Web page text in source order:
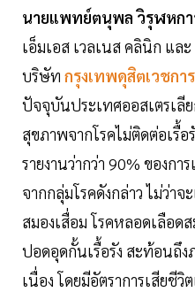
นายแพทย์ตนุพล วิรุฬหก
เอ็มเอส เวลเนส คลินิก แล
บริษัท กรุงเทพดุสิตเวชการ
ปัจจุบันประเทศออสเตรเลี
สุขภาพจากโรคไม่ติดต่อเรื้อ
รายงานว่ากว่า 90% ของก
จากกลุ่มโรคดังกล่าว ไม่ว่า
สมองเสื่อม โรคหลอดเลือด
ปอดอุดกั้นเรื้อรัง สะท้อนถึง
เนื่อง โดยมีอัตราการเสียชี